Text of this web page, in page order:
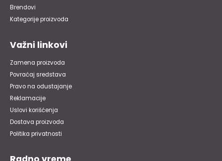
Brendovi
Kategorije proizvoda
Važni linkovi
Zamena proizvoda
Povraćaj sredstava
Pravo na odustajanje
Reklamacije
Uslovi korišćenja
Dostava proizvoda
Politika privatnosti